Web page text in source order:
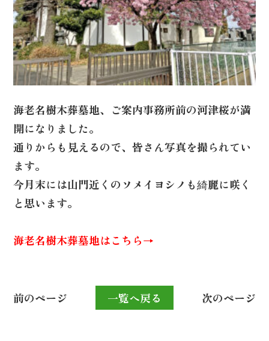
海老名樹木葬墓地、ご案内事務所前の河津桜が満
開になりました。
通りからも見えるので、皆さん写真を撮られてい
ます。
今月末には山門近くのソメイヨシノも綺麗に咲く
と思います。
海老名樹木葬墓地はこちら→
前のページ 一覧へ戻る 次のページ